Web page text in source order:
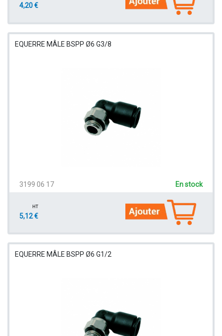
4,20 €
EQUERRE MÂLE BSPP Ø6 G3/8
3199 06 17 En stock
HT
5,12 €
EQUERRE MÂLE BSPP Ø6 G1/2